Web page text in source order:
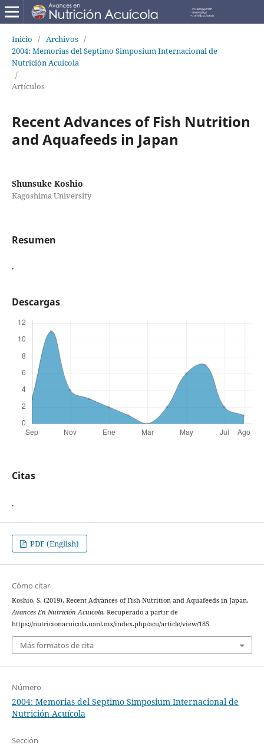
Inicio / Archivos /
2004: Memorias del Septimo Simposium Internacional de
Nutrición Acuícola
/
Artículos
Recent Advances of Fish Nutrition
and Aquafeeds in Japan
Shunsuke Koshio
Kagoshima University
Resumen
.
Descargas
Citas
.
PDF (English)
Cómo citar
Koshio, S. (2019). Recent Advances of Fish Nutrition and Aquafeeds in Japan.
Avances En Nutrición Acuicola. Recuperado a partir de
https://nutricionacuicola.uanl.mx/index.php/acu/article/view/185
Más formatos de cita
Número
2004: Memorias del Septimo Simposium Internacional de
Nutrición Acuícola
Sección